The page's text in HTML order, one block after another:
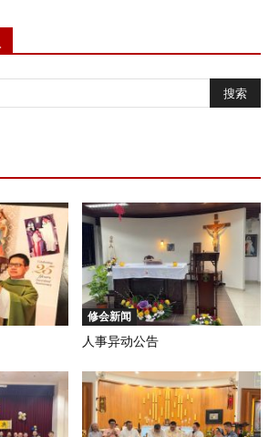
修会新闻
人事异动公告